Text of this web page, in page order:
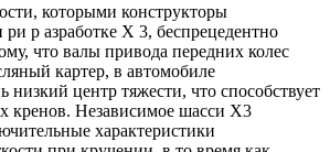
которыми конструкторы
ри р азработке X 3, беспрецедентно
что валы привода передних колес
картер, в автомобиле
низкий центр тяжести, что способствует
кренов. Независимое шасси X3
характеристики